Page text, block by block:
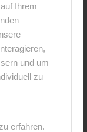
Ihrem
und um
zu
erfahren.